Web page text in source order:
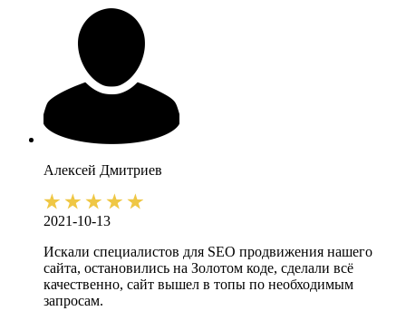
Алексей Дмитриев
2021-10-13
Искали специалистов для SEO продвижения нашего
сайта, остановились на Золотом коде, сделали всё
качественно, сайт вышел в топы по необходимым
запросам.